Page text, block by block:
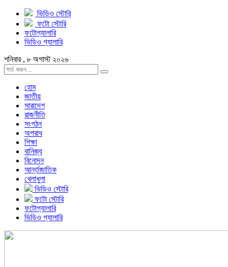
ভিডিও স্টোরি
ফটো স্টোরি
ফটোগ্যালারি
ভিডিও গ্যালারি
শনিবার , ৮ অগাস্ট ২০২৬
হোম
জাতীয়
সারাদেশ
রাজনীতি
সংগঠন
অপরাধ
শিক্ষা
বানিজ্য
বিনোদন
আর্ন্তজাতিক
খেলাধুলা
ভিডিও স্টোরি
ফটো স্টোরি
ফটোগ্যালারি
ভিডিও গ্যালারি